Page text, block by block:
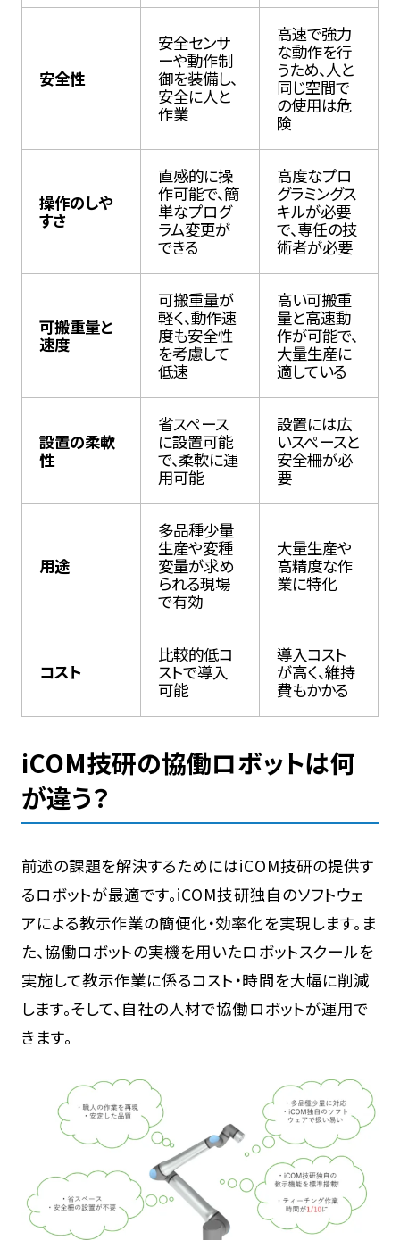
安全性
安全センサ
ーや動作制
御を装備し、
安全に人と
作業
高速で強力
な動作を行
うため、人と
同じ空間で
の使用は危
険
操作のしや
すさ
直感的に操
作可能で、簡
単なプログ
ラム変更が
できる
高度なプロ
グラミングス
キルが必要
で、専任の技
術者が必要
可搬重量と
速度
可搬重量が
軽く、動作速
度も安全性
を考慮して
低速
高い可搬重
量と高速動
作が可能で、
大量生産に
適している
設置の柔軟
性
省スペース
に設置可能
で、柔軟に運
用可能
設置には広
いスペースと
安全柵が必
要
用途
多品種少量
生産や変種
変量が求め
られる現場
で有効
大量生産や
高精度な作
業に特化
コスト
比較的低コ
ストで導入
可能
導入コスト
が高く、維持
費もかかる
iCOM技研の協働ロボットは何
が違う？
前述の課題を解決するためにはiCOM技研の提供す
るロボットが最適です。iCOM技研独自のソフトウェ
アによる教示作業の簡便化・効率化を実現します。ま
た、協働ロボットの実機を用いたロボットスクールを
実施して教示作業に係るコスト・時間を大幅に削減
します。そして、自社の人材で協働ロボットが運用で
きます。